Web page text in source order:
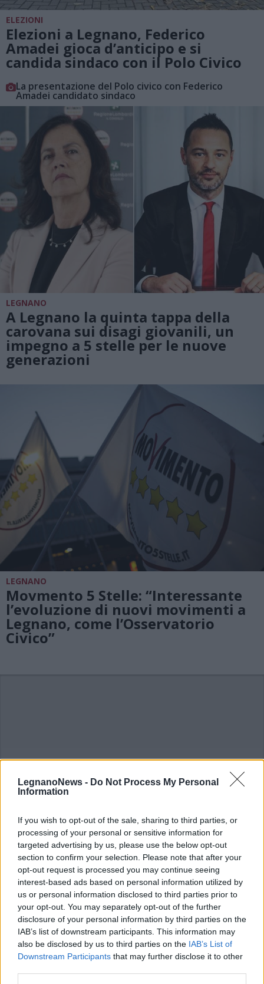
LegnanoNews - Do Not Process My Personal
Information
If you wish to opt-out of the sale, sharing to third parties, or
processing of your personal or sensitive information for
targeted advertising by us, please use the below opt-out
section to confirm your selection. Please note that after your
opt-out request is processed you may continue seeing
interest-based ads based on personal information utilized by
us or personal information disclosed to third parties prior to
your opt-out. You may separately opt-out of the further
disclosure of your personal information by third parties on the
IAB’s list of downstream participants. This information may
also be disclosed by us to third parties on the IAB’s List of
Downstream Participants that may further disclose it to other
ELEZIONI
Elezioni a Legnano, Federico
Amadei gioca d’anticipo e si
candida sindaco con il Polo Civico
La presentazione del Polo civico con Federico
Amadei candidato sindaco
LEGNANO
A Legnano la quinta tappa della
carovana sui disagi giovanili, un
impegno a 5 stelle per le nuove
generazioni
LEGNANO
Movmento 5 Stelle: “Interessante
l’evoluzione di nuovi movimenti a
Legnano, come l’Osservatorio
Civico”